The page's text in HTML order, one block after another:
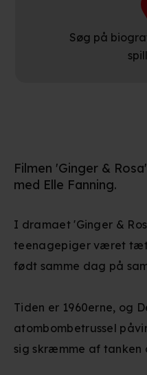
Søg på
Filmen 'Ginger &
med Elle Fanning.
I dramaet 'Ginger &
teenagepiger været
født samme dag på
Tiden er 1960erne, og
atombombetrussel
sig skræmme af tanken